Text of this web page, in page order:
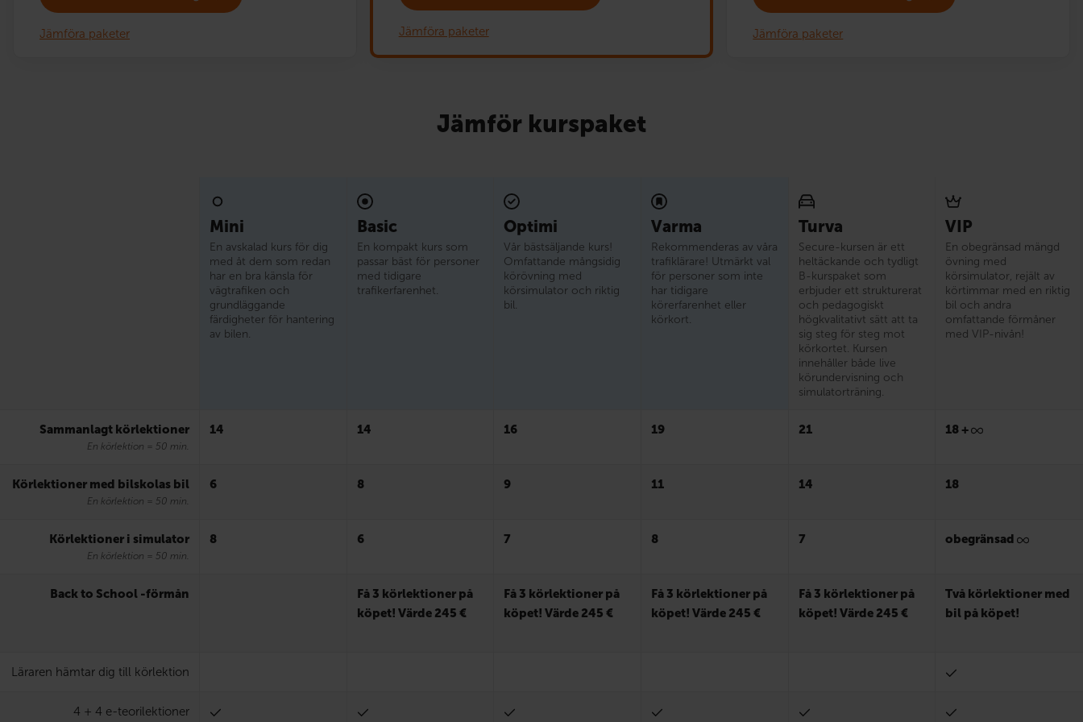
Jämföra paketer Jämföra paketer Jämföra paketer
Jämför kurspaket
Mini
En avskalad kurs för dig
med åt dem som redan
har en bra känsla för
vägtrafiken och
grundläggande
färdigheter för hantering
av bilen.
Basic
En kompakt kurs som
passar bäst för personer
med tidigare
trafikerfarenhet.
Optimi
Vår bästsäljande kurs!
Omfattande mångsidig
körövning med
körsimulator och riktig
bil.
Varma
Rekommenderas av våra
trafiklärare! Utmärkt val
för personer som inte
har tidigare
körerfarenhet eller
körkort.
Turva
Secure-kursen är ett
heltäckande och tydligt
B-kurspaket som
erbjuder ett strukturerat
och pedagogiskt
högkvalitativt sätt att ta
sig steg för steg mot
körkortet. Kursen
innehåller både live
körundervisning och
simulatorträning.
VIP
En obegränsad mängd
övning med
körsimulator, rejält av
körtimmar med en riktig
bil och andra
omfattande förmåner
med VIP-nivån!
Sammanlagt körlektioner
En körlektion = 50 min.
14 14 16 19 21 18 +
Körlektioner med bilskolas bil
En körlektion = 50 min.
6 8 9 11 14 18
Körlektioner i simulator
En körlektion = 50 min.
8 6 7 8 7 obegränsad
Back to School -förmån
Få 3 körlektioner på
köpet! Värde 245 €
Få 3 körlektioner på
köpet! Värde 245 €
Få 3 körlektioner på
köpet! Värde 245 €
Få 3 körlektioner på
köpet! Värde 245 €
Två körlektioner med
bil på köpet!
Läraren hämtar dig till körlektion
4 + 4 e-teorilektioner